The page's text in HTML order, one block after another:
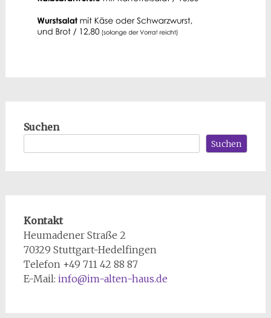
Suchen
Suchen
Kontakt
Heumadener Straße 2
70329 Stuttgart-Hedelfingen
Telefon +49 711 42 88 87
E-Mail: info@im-alten-haus.de